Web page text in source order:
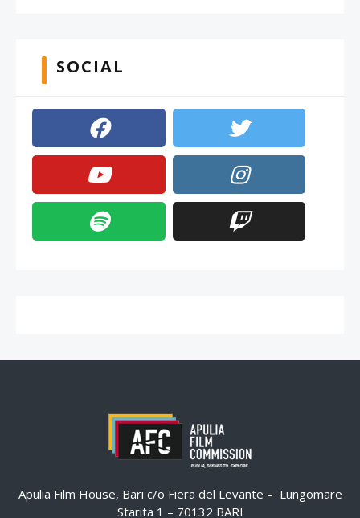
SOCIAL
Apulia Film House, Bari c/o Fiera del Levante – Lungomare
Starita 1 – 70132 BARI